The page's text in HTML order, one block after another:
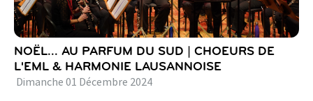
NOËL... AU PARFUM DU SUD | CHOEURS DE
L'EML & HARMONIE LAUSANNOISE
Dimanche 01 Décembre 2024